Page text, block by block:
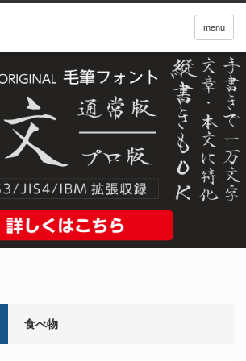
menu
食べ物